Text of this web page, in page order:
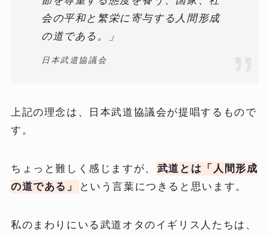
会の平和と繁栄に寄与する人間形成
の道である。」
日本武道協議会
上記の理念は、日本武道協議会が提唱するもので
す。
ちょっと難しく感じますが、
武道とは「人間形成
の道である」
という言葉につきると思います。
私のまわりにいる武道オタのイギリス人たちは、